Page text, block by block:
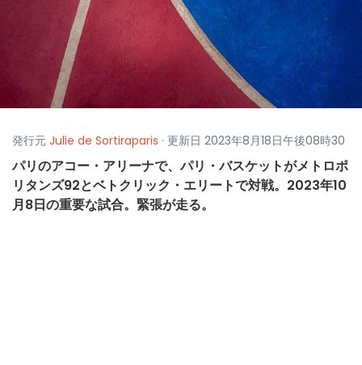
発行元 Julie de Sortiraparis · 更新日 2023年8月18日午後08時30
パリのアコー・アリーナで、パリ・バスケットがメトロポ
リタンズ92とベトクリック・エリートで対戦。2023年10
月8日の重要な試合。緊張が走る。